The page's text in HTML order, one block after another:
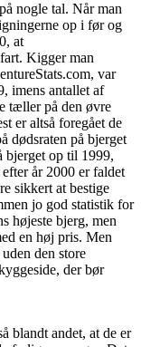
nogle tal. Når man
op i før og
at
Kigger man
var
imens antallet af
tæller på den øvre
er altså foregået de
dødsraten på bjerget
bjerget op til 1999,
år 2000 er faldet
sikkert at bestige
jo god statistik for
højeste bjerg, men
en høj pris. Men
den store
der bør
blandt andet, at de er